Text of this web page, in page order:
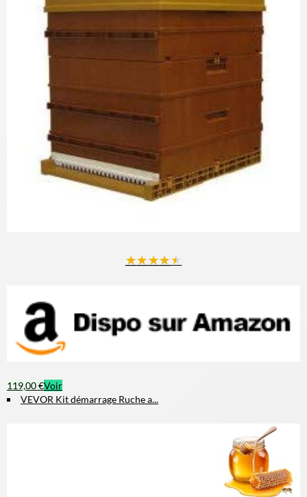
★★★★★
119,00 €Voir
VEVOR Kit démarrage Ruche a...